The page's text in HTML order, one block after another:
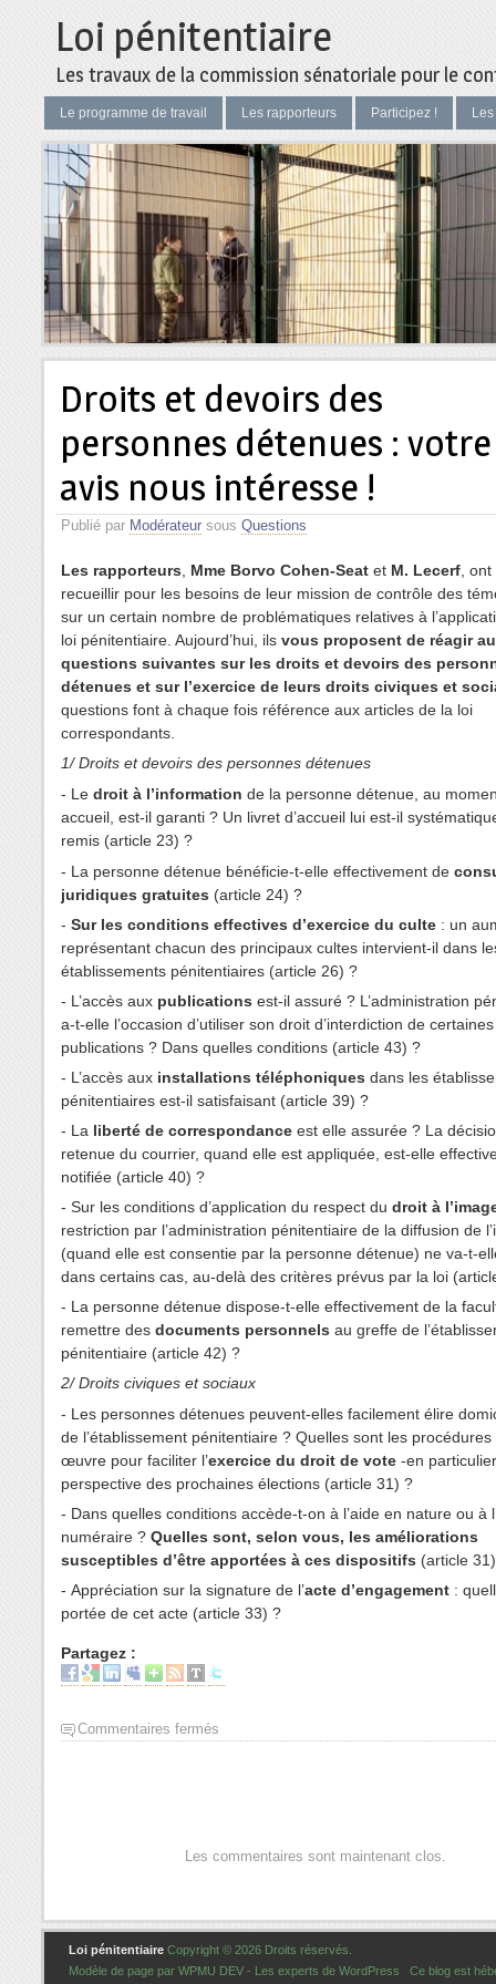
Loi pénitentiaire
Les travaux de la commission sénatoriale pour le
Le programme de travail Les rapporteurs Participez !
Droits et devoirs des
personnes détenues : votre
avis nous intéresse !
Publié par Modérateur sous Questions
Les rapporteurs, Mme Borvo Cohen-Seat et M. Lecerf,
recueillir pour les besoins de leur mission de contrôle des
sur un certain nombre de problématiques relatives à
loi pénitentiaire. Aujourd’hui, ils vous proposent de réagir
questions suivantes sur les droits et devoirs des
détenues et sur l’exercice de leurs droits civiques et
questions font à chaque fois référence aux articles de la loi
correspondants.
1/ Droits et devoirs des personnes détenues
- Le droit à l’information de la personne détenue, au
accueil, est-il garanti ? Un livret d’accueil lui est-il
remis (article 23) ?
- La personne détenue bénéficie-t-elle effectivement de
juridiques gratuites (article 24) ?
- Sur les conditions effectives d’exercice du culte : un
représentant chacun des principaux cultes intervient-il dans
établissements pénitentiaires (article 26) ?
- L’accès aux publications est-il assuré ? L’administration
a-t-elle l’occasion d’utiliser son droit d’interdiction de certaines
publications ? Dans quelles conditions (article 43) ?
- L’accès aux installations téléphoniques dans les
pénitentiaires est-il satisfaisant (article 39) ?
- La liberté de correspondance est elle assurée ? La
retenue du courrier, quand elle est appliquée, est-elle
notifiée (article 40) ?
- Sur les conditions d’application du respect du droit à
restriction par l’administration pénitentiaire de la diffusion de
(quand elle est consentie par la personne détenue) ne va-t-
dans certains cas, au-delà des critères prévus par la loi
- La personne détenue dispose-t-elle effectivement de la
remettre des documents personnels au greffe de
pénitentiaire (article 42) ?
2/ Droits civiques et sociaux
- Les personnes détenues peuvent-elles facilement élire
de l’établissement pénitentiaire ? Quelles sont les
œuvre pour faciliter l’exercice du droit de vote ‑en
perspective des prochaines élections (article 31) ?
- Dans quelles conditions accède-t-on à l’aide en nature ou à
numéraire ? Quelles sont, selon vous, les améliorations
susceptibles d’être apportées à ces dispositifs (article
- Appréciation sur la signature de l’acte d’engagement :
portée de cet acte (article 33) ?
Partagez :
Commentaires fermés
Les commentaires sont maintenant clos.
Loi pénitentiaire Copyright © 2026 Droits réservés.
Modèle de page par WPMU DEV - Les experts de WordPress Ce blog est